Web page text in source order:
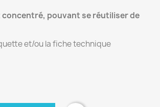
pouvant se réutiliser de
et/ou la fiche technique